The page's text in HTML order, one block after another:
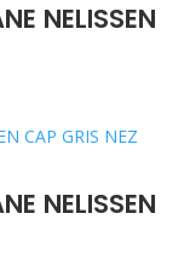
NELISSEN
NELISSEN